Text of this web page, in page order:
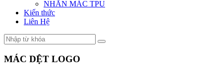
NHÃN MÁC TPU
Kiến thức
Liên Hệ
MÁC DỆT LOGO